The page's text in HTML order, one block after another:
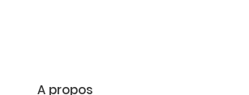
A propos